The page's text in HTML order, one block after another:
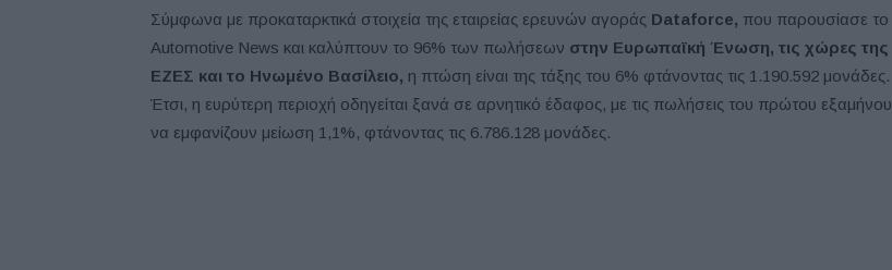
Σύμφωνα με προκαταρκτικά στοιχεία της εταιρείας ερευνών αγοράς Dataforce, που παρουσίασε το
Automotive News και καλύπτουν το 96% των πωλήσεων στην Ευρωπαϊκή Ένωση, τις χώρες της
ΕΖΕΣ και το Ηνωμένο Βασίλειο, η πτώση είναι της τάξης του 6% φτάνοντας τις 1.190.592 μονάδες.
Έτσι, η ευρύτερη περιοχή οδηγείται ξανά σε αρνητικό έδαφος, με τις πωλήσεις του πρώτου εξαμήνου
να εμφανίζουν μείωση 1,1%, φτάνοντας τις 6.786.128 μονάδες.